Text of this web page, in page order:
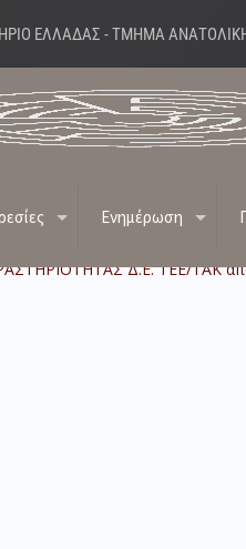
ΕΛΛΑΔΑΣ - ΤΜΗΜΑ
Ενημέρωση
Δ.Ε. ΤΕΕ/ΤΑΚ από